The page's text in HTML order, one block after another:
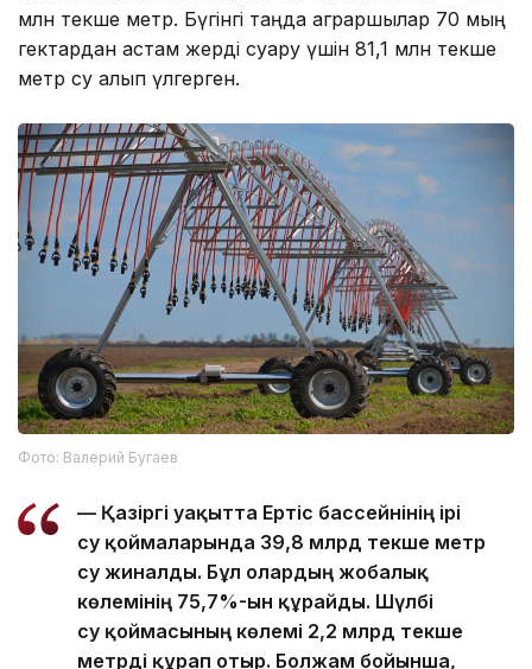
млн текше метр. Бүгінгі таңда аграршылар 70 мың
гектардан астам жерді суару үшін 81,1 млн текше
метр су алып үлгерген.
Фото: Валерий Бугаев
— Қазіргі уақытта Ертіс бассейнінің ірі
су қоймаларында 39,8 млрд текше метр
су жиналды. Бұл олардың жобалық
көлемінің 75,7%-ын құрайды. Шүлбі
су қоймасының көлемі 2,2 млрд текше
метрді құрап отыр. Болжам бойынша,